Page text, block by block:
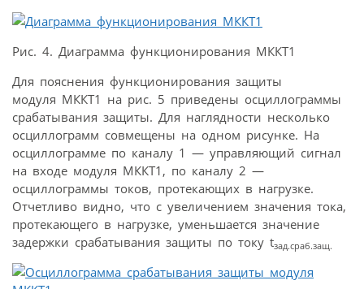
Рис. 4. Диаграмма функционирования МККТ1
Для пояснения функционирования защиты
модуля МККТ1 на рис. 5 приведены осциллограммы
срабатывания защиты. Для наглядности несколько
осциллограмм совмещены на одном рисунке. На
осциллограмме по каналу 1 — управляющий сигнал
на входе модуля МККТ1, по каналу 2 —
осциллограммы токов, протекающих в нагрузке.
Отчетливо видно, что с увеличением значения тока,
протекающего в нагрузке, уменьшается значение
задержки срабатывания защиты по току tзад.сраб.защ.